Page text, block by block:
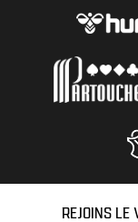
REJOINS LE